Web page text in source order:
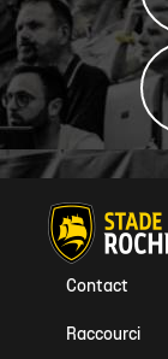
Contact
Raccourci